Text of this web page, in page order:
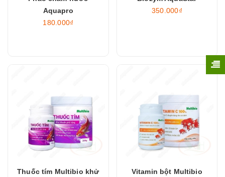
Aquapro
180.000₫
350.000₫
Thuốc tím Multibio khử
Vitamin bột Multibio